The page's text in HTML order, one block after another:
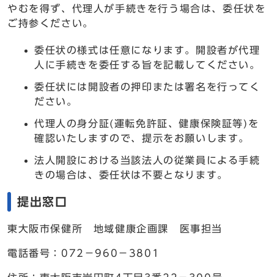
やむを得ず、代理人が手続きを行う場合は、委任状を
ご持参ください。
委任状の様式は任意になります。開設者が代理
人に手続きを委任する旨を記載してください。
委任状には開設者の押印または署名を行ってく
ださい。
代理人の身分証(運転免許証、健康保険証等)を
確認いたしますので、提示をお願いします。
法人開設における当該法人の従業員による手続
きの場合は、委任状は不要となります。
提出窓口
東大阪市保健所 地域健康企画課 医事担当
電話番号：072－960－3801